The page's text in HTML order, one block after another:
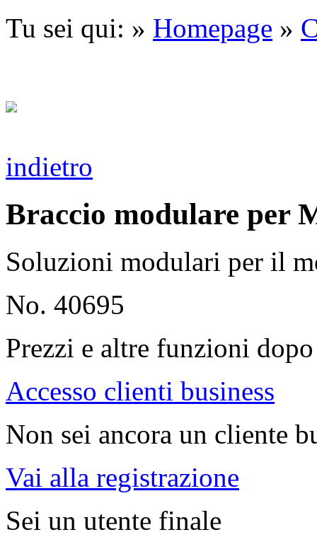
Tu sei qui: » Homepage »
indietro
Braccio modulare per
Soluzioni modulari per il
No. 40695
Prezzi e altre funzioni
Accesso clienti business
Non sei ancora un cliente
Vai alla registrazione
Sei un utente finale